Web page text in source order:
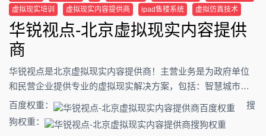
虚拟现实培训
虚拟现实内容提供商 ipad售楼系统 虚拟仿真技术
华锐视点-北京虚拟现实内容提供
商
华锐视点是北京虚拟现实内容提供商！主营业务是为政府单位
和民营企业提供专业的虚拟现实解决方案，包括：智慧城市综
合解决方案、商业地产虚拟仿真系统、展览展示、城市规划、
数字沙盘、城市应用、三维动画、工业流程模拟、Ipad售楼系
统、景区三维展示、工业控制、网络三维展馆、三维培训课
百度权重：
搜
狗权重：